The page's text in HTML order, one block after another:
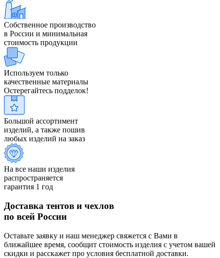
Собственное производство
в России и минимальная
стоимость продукции
Используем только
качественные материалы
Остерегайтесь подделок!
Большой ассортимент
изделий, а также пошив
любых изделий на заказ
На все наши изделия
распространяется
гарантия 1 год
Доставка тентов и чехлов
по всей России
Оставьте заявку и наш менеджер свяжется с Вами в
ближайшее время, сообщит стоимость изделия с учетом вашей
скидки и расскажет про условия бесплатной доставки.